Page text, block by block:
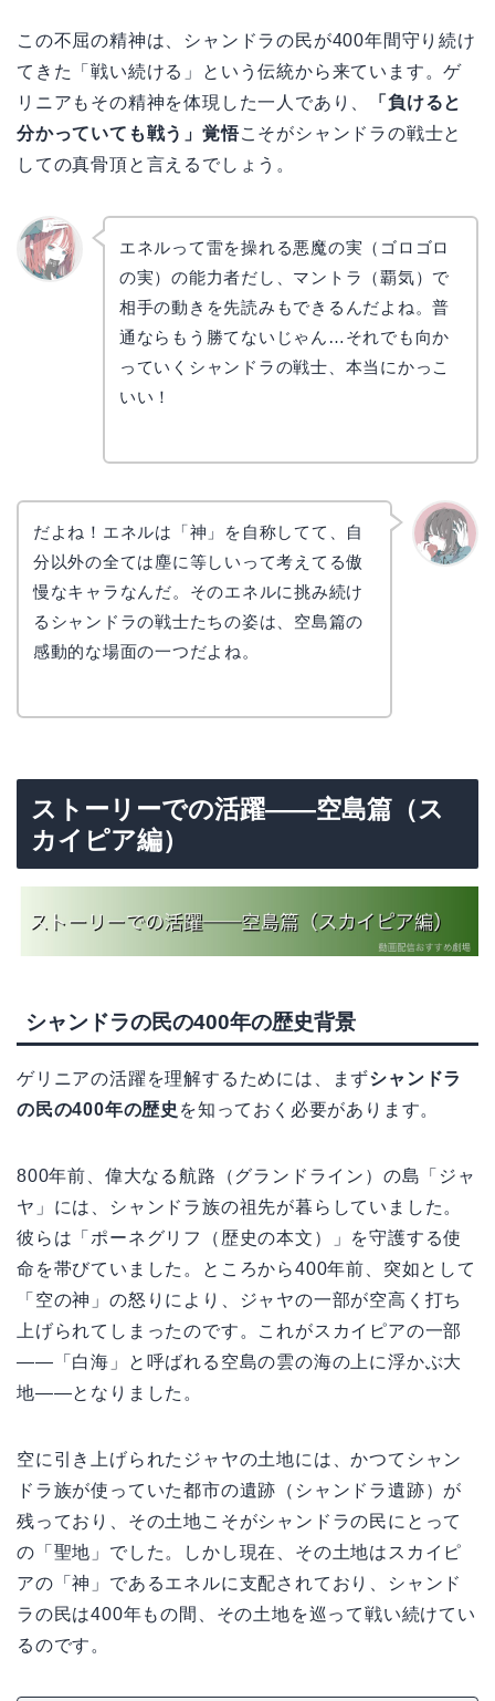
この不屈の精神は、シャンドラの民が400年間守り続け
てきた「戦い続ける」という伝統から来ています。ゲ
リニアもその精神を体現した一人であり、
「負けると
分かっていても戦う」覚悟こそがシャンドラの戦士と
しての真骨頂と言えるでしょう。
エネルって雷を操れる悪魔の実（ゴロゴロ
の実）の能力者だし、マントラ（覇気）で
相手の動きを先読みもできるんだよね。普
通ならもう勝てないじゃん…それでも向か
っていくシャンドラの戦士、本当にかっこ
いい！
だよね！エネルは「神」を自称してて、自
分以外の全ては塵に等しいって考えてる傲
慢なキャラなんだ。そのエネルに挑み続け
るシャンドラの戦士たちの姿は、空島篇の
感動的な場面の一つだよね。
ストーリーでの活躍——空島篇（ス
カイピア編）
シャンドラの民の400年の歴史背景
ゲリニアの活躍を理解するためには、まずシャンドラ
の民の400年の歴史 を知っておく必要があります。
800年前、偉大なる航路（グランドライン）の島「ジャ
ヤ」には、シャンドラ族の祖先が暮らしていました。
彼らは「ポーネグリフ（歴史の本文）」を守護する使
命を帯びていました。ところから400年前、突如として
「空の神」の怒りにより、ジャヤの一部が空高く打ち
上げられてしまったのです。これがスカイピアの一部
——「白海」と呼ばれる空島の雲の海の上に浮かぶ大
地——となりました。
空に引き上げられたジャヤの土地には、かつてシャン
ドラ族が使っていた都市の遺跡（シャンドラ遺跡）が
残っており、その土地こそがシャンドラの民にとって
の「聖地」でした。しかし現在、その土地はスカイピ
アの「神」であるエネルに支配されており、シャンド
ラの民は400年もの間、その土地を巡って戦い続けてい
るのです。